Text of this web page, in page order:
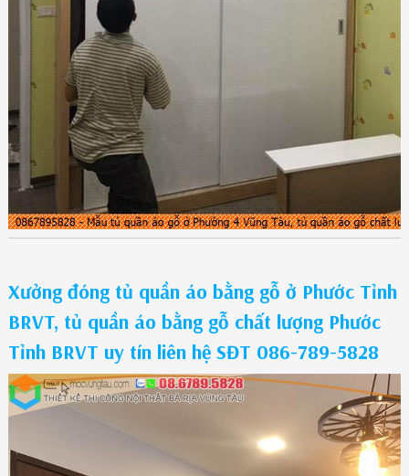
Xưởng đóng tủ quần áo bằng gỗ ở Phước Tỉnh
BRVT, tủ quần áo bằng gỗ chất lượng Phước
Tỉnh BRVT uy tín liên hệ SĐT 086-789-5828